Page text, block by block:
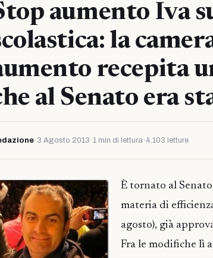
aumento Iva
la
recepita
al Senato era
· 3 Agosto 2013 ·1 min di lettura· 4.103 letture
È tornato al
materia di
agosto), già
Fra le modifiche lì